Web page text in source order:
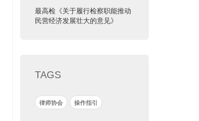
最高检《关于履行检察职能推动
民营经济发展壮大的意见》
TAGS
律师协会 操作指引